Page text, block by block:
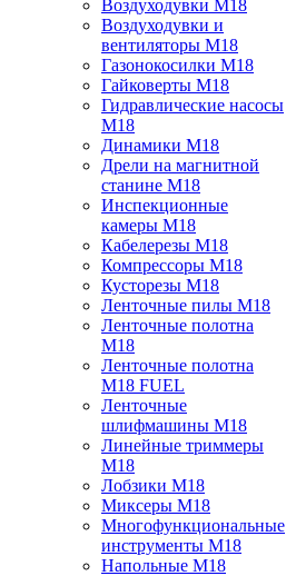
Воздуходувки M18
Воздуходувки и
вентиляторы M18
Газонокосилки M18
Гайковерты M18
Гидравлические насосы
M18
Динамики M18
Дрели на магнитной
станине M18
Инспекционные
камеры M18
Кабелерезы M18
Компрессоры M18
Кусторезы M18
Ленточные пилы M18
Ленточные полотна
M18
Ленточные полотна
M18 FUEL
Ленточные
шлифмашины M18
Линейные триммеры
M18
Лобзики M18
Миксеры M18
Многофункциональные
инструменты M18
Напольные M18